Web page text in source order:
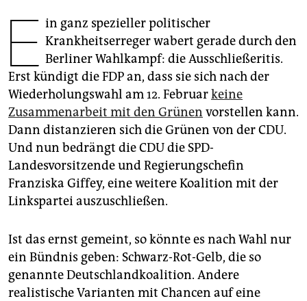
epaper login
E in ganz spezieller politischer
Krankheitserreger wabert gerade durch den
Berliner Wahlkampf: die Ausschließeritis.
Erst kündigt die FDP an, dass sie sich nach der
Wiederholungswahl am 12. Februarkeine
Zusammenarbeit mit den Grünen vorstellen kann.
Dann distanzieren sich die Grünen von der CDU.
Und nun bedrängt die CDU die SPD-
Landesvorsitzende und Regierungschefin
Franziska Giffey, eine weitere Koalition mit der
Linkspartei auszuschließen.
Ist das ernst gemeint, so könnte es nach Wahl nur
ein Bündnis geben: Schwarz-Rot-Gelb, die so
genannte Deutschlandkoalition. Andere
realistische Varianten mit Chancen auf eine